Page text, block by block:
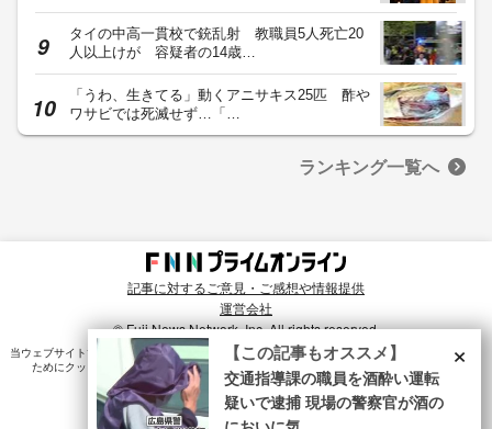
タイの中高一貫校で銃乱射 教職員5人死亡20
人以上けが 容疑者の14歳…
「うわ、生きてる」動くアニサキス25匹 酢や
ワサビでは死滅せず…「…
ランキング一覧へ
記事に対するご意見・ご感想や情報提供
運営会社
© Fuji News Network, Inc. All rights reserved.
当ウェブサイトでは、ユーザのニーズ・興味・関⼼に合致したコンテンツや広告配信を提供する
ためにクッキーを使⽤しています。詳細は、
プライバシーポリシー をご確認ください。×
【この記事もオススメ】
交通指導課の職員を酒酔い運転
疑いで逮捕 現場の警察官が酒の